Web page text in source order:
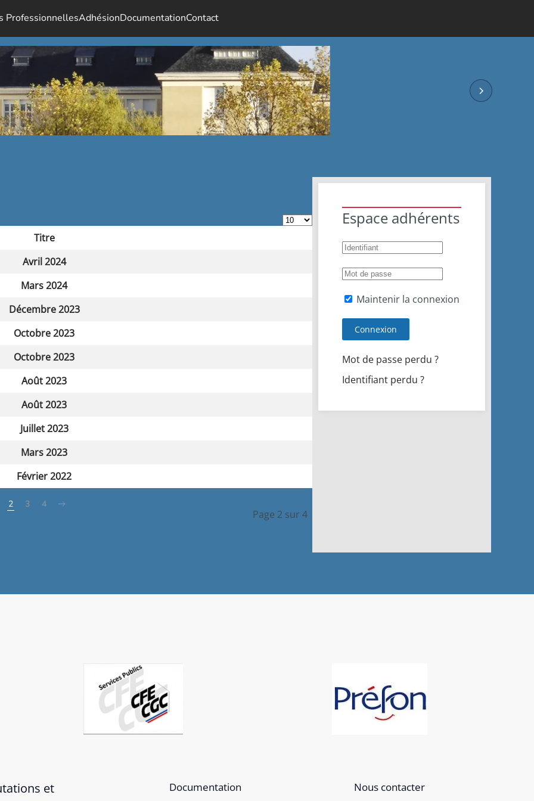
ProfessionnellesAdhésionDocumentationContact
Afficher #
Titre
Avril 2024
Mars 2024
Décembre 2023
Octobre 2023
Octobre 2023
Août 2023
Août 2023
Juillet 2023
Mars 2023
Février 2022
Page 2 sur 4
2 3 4
Espace adhérents
Maintenir la connexion
Connexion
Mot de passe perdu ?
Identifiant perdu ?
et
Documentation Nous contacter